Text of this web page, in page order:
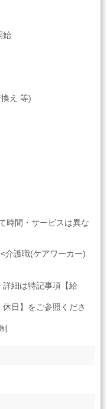
始
え 等)
時間・サービスは異な
介護職(ケアワーカー)
細は特記事項【給
日】をご参照くださ